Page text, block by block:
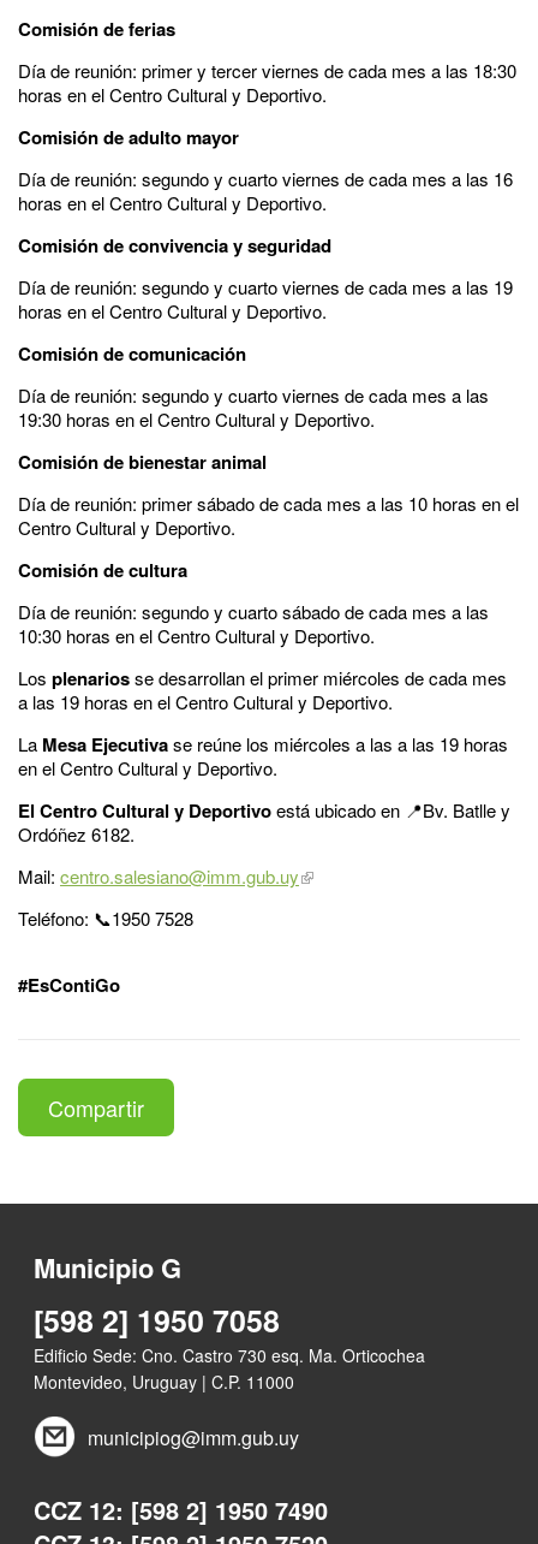
Comisión de ferias
Día de reunión: primer y tercer viernes de cada mes a las 18:30
horas en el Centro Cultural y Deportivo.
Comisión de adulto mayor
Día de reunión: segundo y cuarto viernes de cada mes a las 16
horas en el Centro Cultural y Deportivo.
Comisión de convivencia y seguridad
Día de reunión: segundo y cuarto viernes de cada mes a las 19
horas en el Centro Cultural y Deportivo.
Comisión de comunicación
Día de reunión: segundo y cuarto viernes de cada mes a las
19:30 horas en el Centro Cultural y Deportivo.
Comisión de bienestar animal
Día de reunión: primer sábado de cada mes a las 10 horas en el
Centro Cultural y Deportivo.
Comisión de cultura
Día de reunión: segundo y cuarto sábado de cada mes a las
10:30 horas en el Centro Cultural y Deportivo.
Los plenariosse desarrollan el primer miércoles de cada mes
a las 19 horas en el Centro Cultural y Deportivo.
La Mesa Ejecutivase reúne los miércoles a las a las 19 horas
en el Centro Cultural y Deportivo.
El Centro Cultural y Deportivoestá ubicado en 📍Bv. Batlle y
Ordóñez 6182.
Mail: centro.salesiano@imm.gub.uy
Teléfono: 📞1950 7528
#EsContiGo
Compartir
Municipio G
[598 2] 1950 7058
Edificio Sede: Cno. Castro 730 esq. Ma. Orticochea
Montevideo, Uruguay | C.P. 11000
municipiog@imm.gub.uy
CCZ 12: [598 2] 1950 7490